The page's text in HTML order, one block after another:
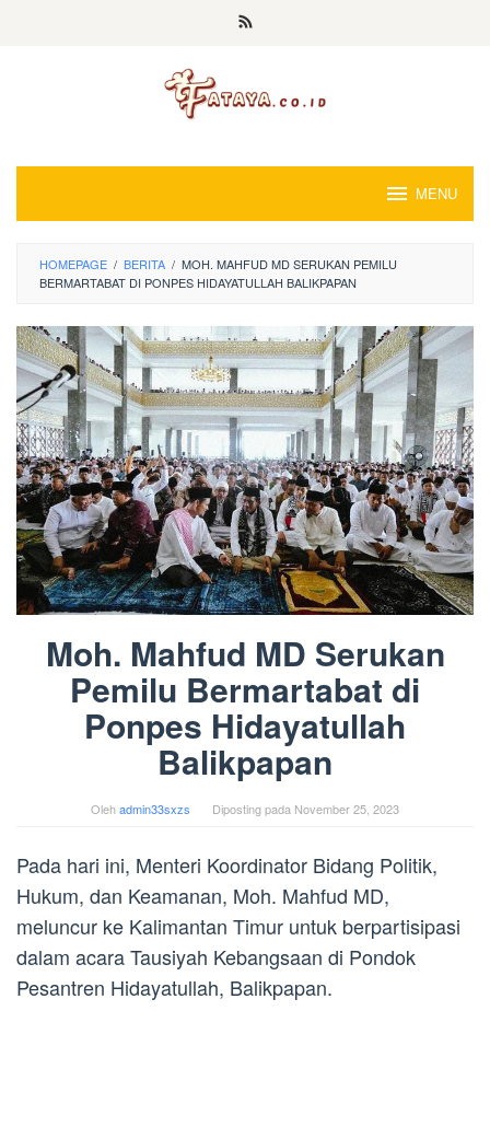
MENU
HOMEPAGE / BERITA / MOH. MAHFUD MD SERUKAN PEMILU
BERMARTABAT DI PONPES HIDAYATULLAH BALIKPAPAN
Moh. Mahfud MD Serukan
Pemilu Bermartabat di
Ponpes Hidayatullah
Balikpapan
Olehadmin33sxzs Diposting pada November 25, 2023
Pada hari ini, Menteri Koordinator Bidang Politik,
Hukum, dan Keamanan, Moh. Mahfud MD,
meluncur ke Kalimantan Timur untuk berpartisipasi
dalam acara Tausiyah Kebangsaan di Pondok
Pesantren Hidayatullah, Balikpapan.